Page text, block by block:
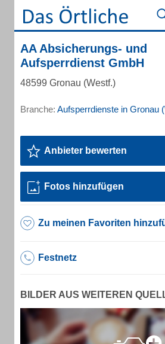
AA Absicherungs- und
Aufsperrdienst GmbH
48599 Gronau (Westf.)
Branche: Aufsperrdienste in Gronau
Anbieter bewerten
Fotos hinzufügen
Zu meinen Favoriten
Festnetz
BILDER AUS WEITEREN